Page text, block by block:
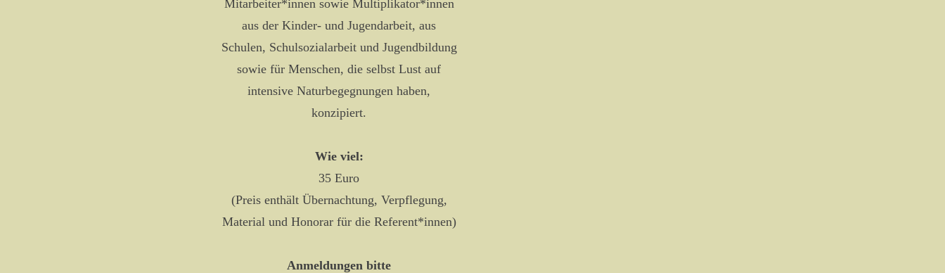
Mitarbeiter*innen sowie Multiplikator*innen
aus der Kinder- und Jugendarbeit, aus
Schulen, Schulsozialarbeit und Jugendbildung
sowie für Menschen, die selbst Lust auf
intensive Naturbegegnungen haben,
konzipiert.
Wie viel:
35 Euro
(Preis enthält Übernachtung, Verpflegung,
Material und Honorar für die Referent*innen)
Anmeldungen bitte